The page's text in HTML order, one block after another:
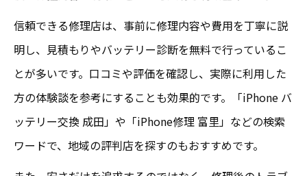
信頼できる修理店は、事前に修理内容や費用を丁寧に説
明し、見積もりやバッテリー診断を無料で行っているこ
とが多いです。口コミや評価を確認し、実際に利用した
方の体験談を参考にすることも効果的です。「iPhone バ
ッテリー交換 成田」や「iPhone修理 富里」などの検索
ワードで、地域の評判店を探すのもおすすめです。